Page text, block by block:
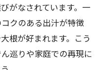
がなされています。一
クのある出汁が特徴
根が好まれます。こう
巡りや家庭での再現に